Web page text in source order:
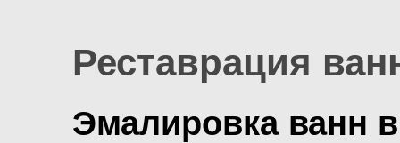
Реставрация
Эмалировка ванн